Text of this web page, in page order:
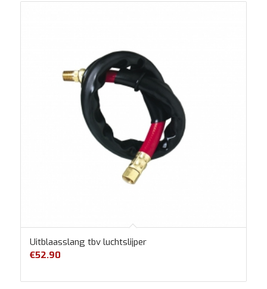
Uitblaasslang tbv luchtslijper
€52.90